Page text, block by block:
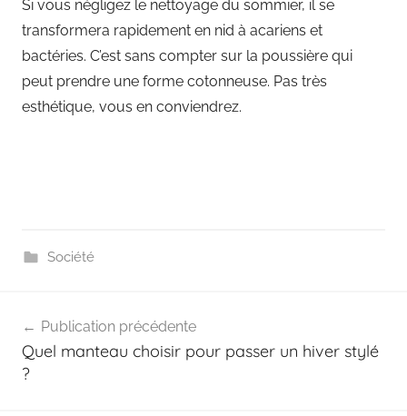
Si vous négligez le nettoyage du sommier, il se
transformera rapidement en nid à acariens et
bactéries. C’est sans compter sur la poussière qui
peut prendre une forme cotonneuse. Pas très
esthétique, vous en conviendrez.
Société
de
l’article
Publication précédente
Quel manteau choisir pour passer un hiver stylé
?